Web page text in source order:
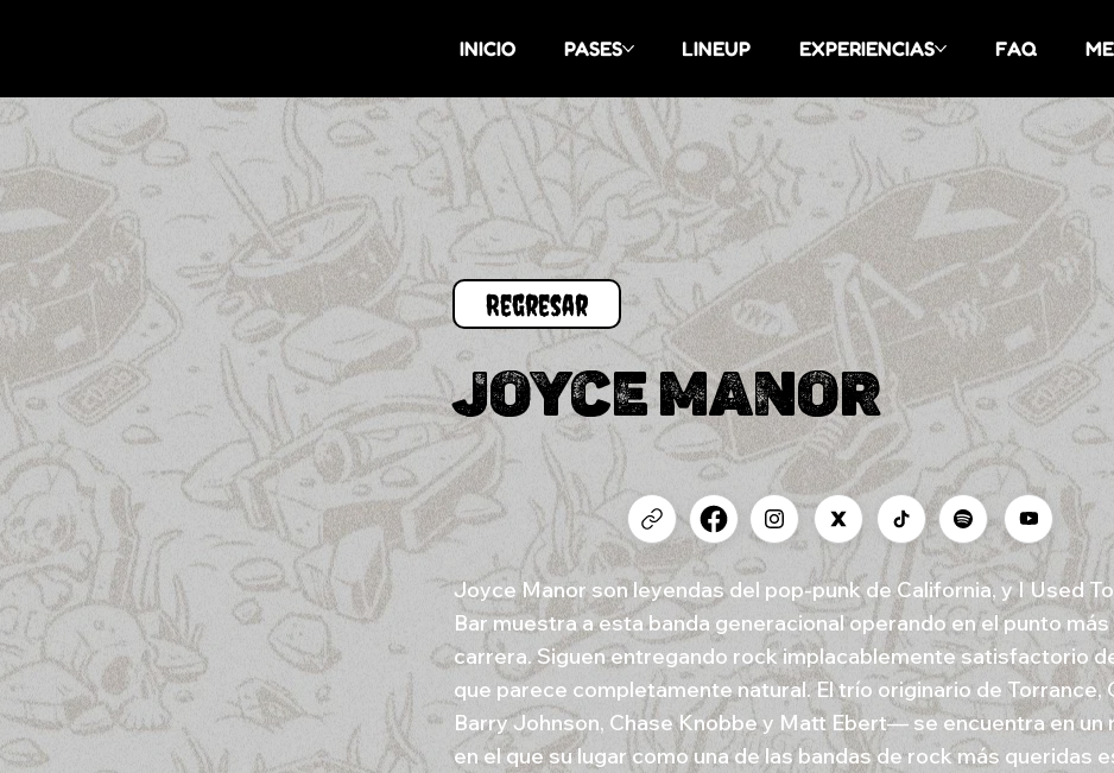
INICIO PASES LINEUP EXPERIENCIAS FAQ
JOYCE MANOR
Joyce Manor son leyendas del pop-punk de California, y I Used
Bar muestra a esta banda generacional operando en el punto
carrera. Siguen entregando rock implacablemente satisfactorio
que parece completamente natural. El trío originario de
Barry Johnson, Chase Knobbe y Matt Ebert— se encuentra en un
en el que su lugar como una de las bandas de rock más queridas